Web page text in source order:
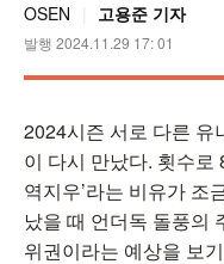
OSEN 고용준 기자
발행 2024.11.29 17: 01
2024시즌 서로 다른 유
이 다시 만났다. 횟수로
역지우’라는 비유가 조
났을 때 언더독 돌풍의
위권이라는 예상을 보